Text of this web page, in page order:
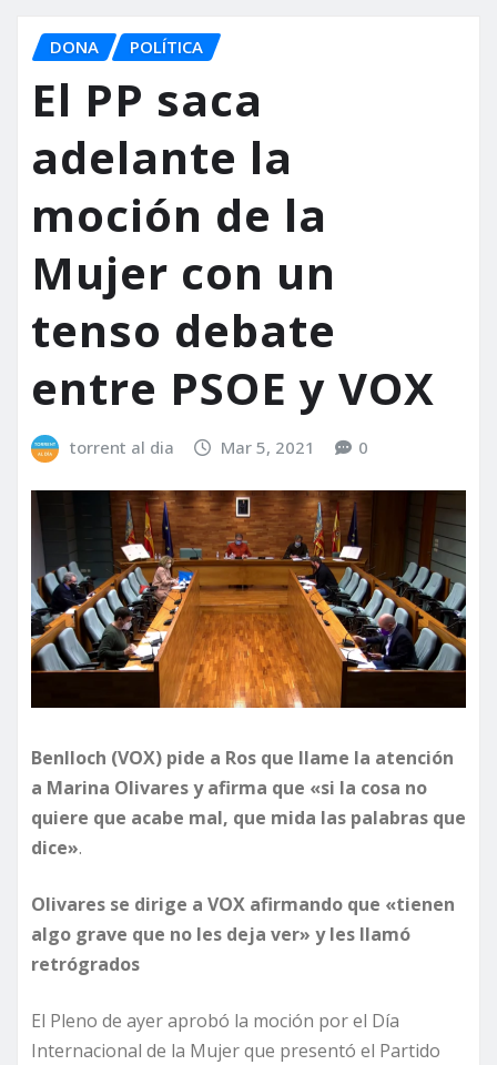
DONA POLÍTICA
El PP saca
adelante la
moción de la
Mujer con un
tenso debate
entre PSOE y VOX
torrent al dia Mar 5, 2021 0
Benlloch (VOX) pide a Ros que llame la atención
a Marina Olivares y afirma que «si la cosa no
quiere que acabe mal, que mida las palabras que
dice».
Olivares se dirige a VOX afirmando que «tienen
algo grave que no les deja ver» y les llamó
retrógrados
El Pleno de ayer aprobó la moción por el Día
Internacional de la Mujer que presentó el Partido